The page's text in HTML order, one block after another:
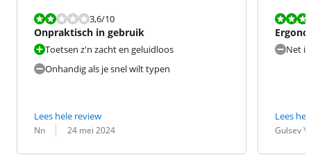
Beoordeling is 3,6 van de 10.
3,6/10
Onpraktisch in gebruik
Toetsen z'n zacht en geluidloos
Onhandig als je snel wilt typen
Lees hele review
Beoordeling door:
Nn
Datum: 24 mei 2024
Net
Lees
Gulsev
Datum: